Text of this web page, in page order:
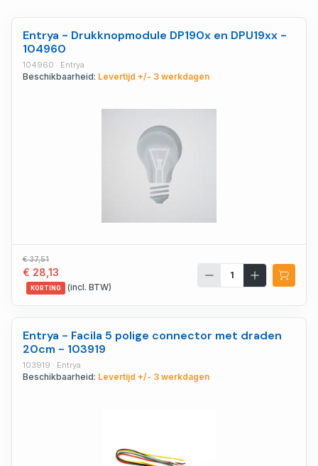
Entrya - Drukknopmodule DP190x en DPU19xx -
104960
104960 · Entrya
Beschikbaarheid: Levertijd +/- 3 werkdagen
€ 37,51
€ 28,13
KORTING (incl. BTW)
Entrya - Facila 5 polige connector met draden
20cm - 103919
103919 · Entrya
Beschikbaarheid: Levertijd +/- 3 werkdagen